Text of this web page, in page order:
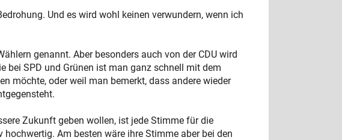
Und es wird wohl keinen verwundern, wenn ich
genannt. Aber besonders auch von der CDU wird
bei SPD und Grünen ist man ganz schnell mit dem
möchte, oder weil man bemerkt, dass andere wieder
Zukunft geben wollen, ist jede Stimme für die
Am besten wäre ihre Stimme aber bei den